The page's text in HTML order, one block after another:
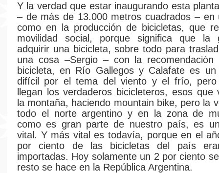
Y la verdad que estar inaugurando esta
– de más de 13.000 metros cuadrados – en
como en la producción de bicicletas, que
movilidad social, porque significa que la
adquirir una bicicleta, sobre todo para
una cosa –Sergio – con la
bicicleta, en Río Gallegos y Calafate es
difícil por el tema del viento y el frío, pero
llegan los verdaderos bicicleteros, esos que
la montaña, haciendo mountain bike, pero la
todo el norte argentino y en la zona de
como es gran parte de nuestro país, es
vital. Y más vital es todavía, porque en el
por ciento de las bicicletas del país
importadas. Hoy solamente un 2 por ciento
resto se hace en la República Argentina.